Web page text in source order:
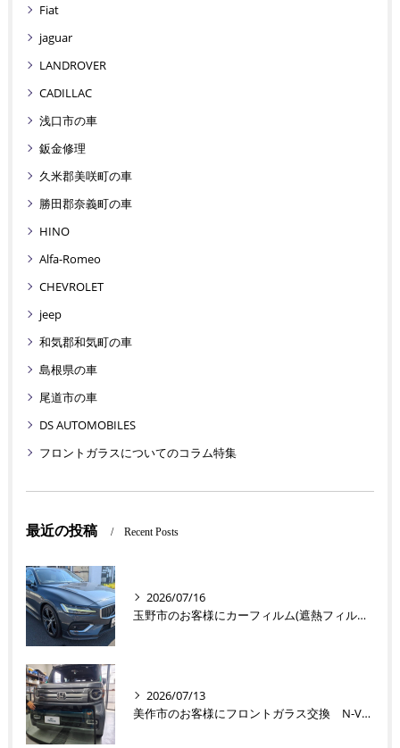
Fiat
jaguar
LANDROVER
CADILLAC
浅口市の車
鈑金修理
久米郡美咲町の車
勝田郡奈義町の車
HINO
Alfa-Romeo
CHEVROLET
jeep
和気郡和気町の車
島根県の車
尾道市の車
DS AUTOMOBILES
フロントガラスについてのコラム特集
最近の投稿 Recent Posts
2026/07/16
玉野市のお客様にカーフィルム(遮熱フィルム) V60【nexus株式会社】
2026/07/13
美作市のお客様にフロントガラス交換 N-VAN【nexus株式会社】